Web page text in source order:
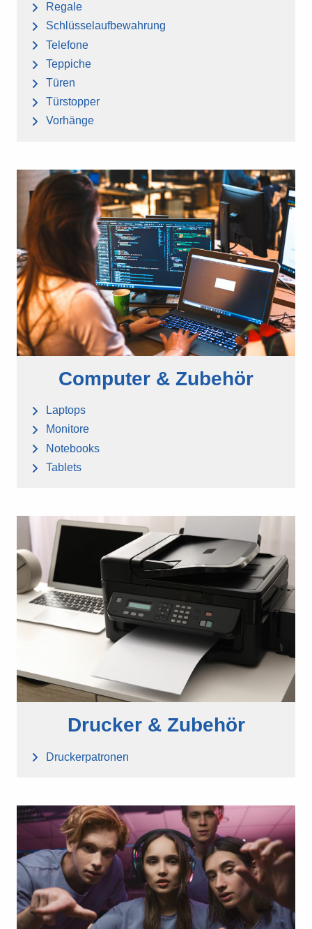
Regale
Schlüsselaufbewahrung
Telefone
Teppiche
Türen
Türstopper
Vorhänge
Computer & Zubehör
Laptops
Monitore
Notebooks
Tablets
Drucker & Zubehör
Druckerpatronen